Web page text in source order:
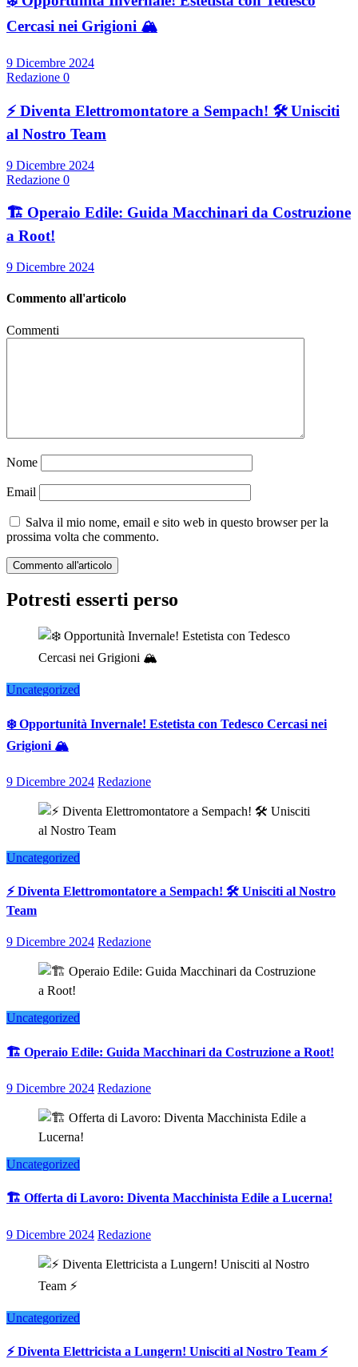
Cercasi nei Grigioni 🏔️
9 Dicembre 2024
Redazione 0
⚡ Diventa Elettromontatore a Sempach! 🛠️ Unisciti
al Nostro Team
9 Dicembre 2024
Redazione 0
🏗️ Operaio Edile: Guida Macchinari da Costruzione
a Root!
9 Dicembre 2024
Commento all'articolo
Commenti
Nome
Email
Salva il mio nome, email e sito web in questo browser per la
prossima volta che commento.
Potresti esserti perso
Uncategorized
❄️ Opportunità Invernale! Estetista con Tedesco Cercasi nei
Grigioni 🏔️
9 Dicembre 2024 Redazione
Uncategorized
⚡ Diventa Elettromontatore a Sempach! 🛠️ Unisciti al Nostro
Team
9 Dicembre 2024 Redazione
Uncategorized
🏗️ Operaio Edile: Guida Macchinari da Costruzione a Root!
9 Dicembre 2024 Redazione
Uncategorized
🏗️ Offerta di Lavoro: Diventa Macchinista Edile a Lucerna!
9 Dicembre 2024 Redazione
Uncategorized
⚡ Diventa Elettricista a Lungern! Unisciti al Nostro Team ⚡